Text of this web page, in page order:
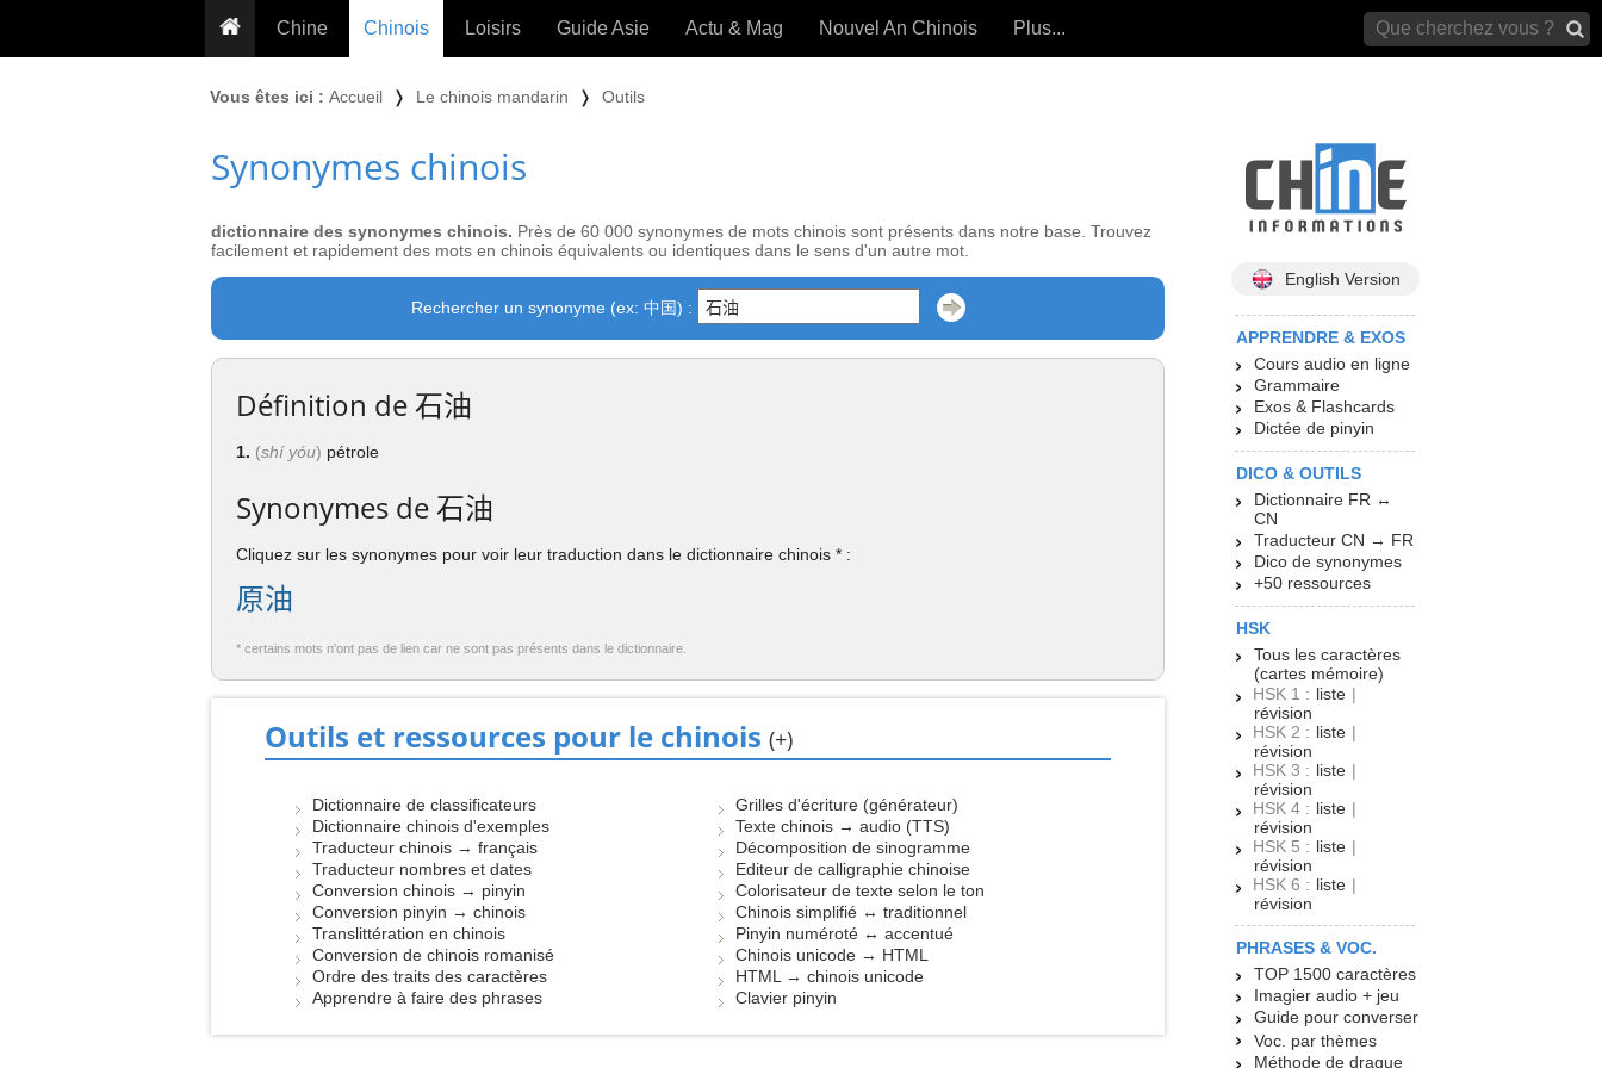
Chine
Conseils voyageurs
Proverbes
Cuisine
Calendrier en ligne
JO Pékin 2022
Chinois
Grammaire
Exos & Flashcards
+50 Outils
Loisirs
Tatouage
Guide Asie Actu & Mag Nouvel An Chinois Plus...
Vous êtes ici : Accueil ❭ Le chinois mandarin ❭ Outils
Synonymes chinois
dictionnaire des synonymes chinois. Près de 60 000 synonymes de mots chinois sont présents dans notre base. Trouvez
facilement et rapidement des mots en chinois équivalents ou identiques dans le sens d'un autre mot.
Rechercher un synonyme (ex: 中国) :
Définition de石油
1. (shí yóu) pétrole
Synonymes de石油
Cliquez sur les synonymes pour voir leur traduction dans le dictionnaire chinois * :
原油
* certains mots n'ont pas de lien car ne sont pas présents dans le dictionnaire.
Outils et ressources pour le chinois (+)
Dictionnaire de classificateurs
Dictionnaire chinois d'exemples
Traducteur chinois → français
Traducteur nombres et dates
Conversion chinois → pinyin
Conversion pinyin → chinois
Translittération en chinois
Conversion de chinois romanisé
Ordre des traits des caractères
Apprendre à faire des phrases
Grilles d'écriture (générateur)
Texte chinois → audio (TTS)
Décomposition de sinogramme
Editeur de calligraphie chinoise
Colorisateur de texte selon le ton
Chinois simplifié ↔ traditionnel
Pinyin numéroté ↔ accentué
Chinois unicode → HTML
HTML → chinois unicode
Clavier pinyin
English Version
APPRENDRE & EXOS
Cours audio en ligne
Grammaire
Exos & Flashcards
Dictée de pinyin
DICO & OUTILS
Dictionnaire FR ↔
CN
Traducteur CN → FR
Dico de synonymes
+50 ressources
HSK
Tous les caractères
(cartes mémoire)
HSK 1 : liste |
révision
HSK 2 : liste |
révision
HSK 3 : liste |
révision
HSK 4 : liste |
révision
HSK 5 : liste |
révision
HSK 6 : liste |
révision
PHRASES & VOC.
TOP 1500 caractères
Imagier audio + jeu
Guide pour converser
Voc. par thèmes
Méthode de drague